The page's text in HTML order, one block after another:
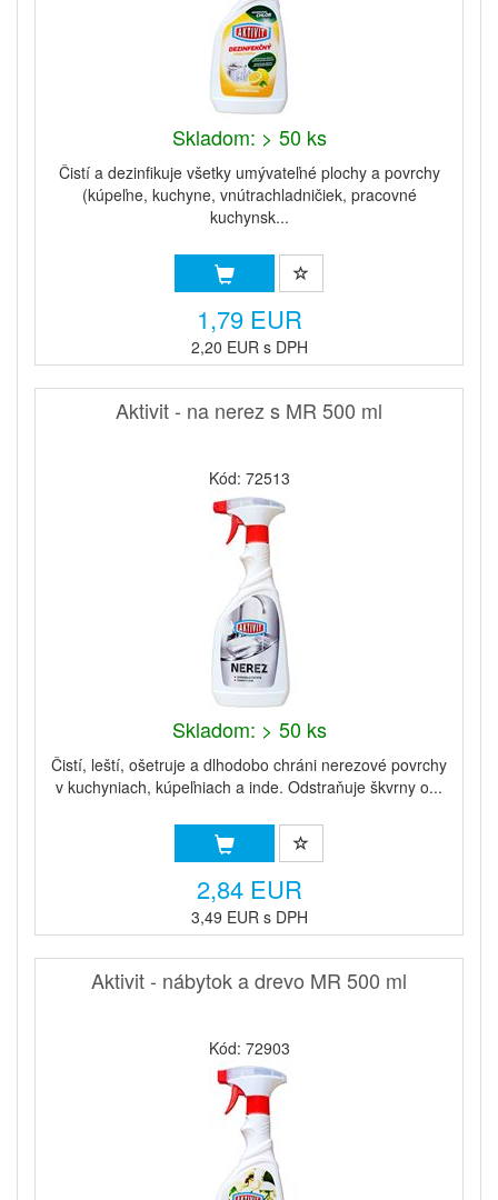
Skladom: > 50 ks
Čistí a dezinfikuje všetky umývateľné plochy a povrchy
(kúpeľne, kuchyne, vnútrachladničiek, pracovné
kuchynsk...
1,79 EUR
2,20 EUR s DPH
Aktivit - na nerez s MR 500 ml
Kód: 72513
Skladom: > 50 ks
Čistí, leští, ošetruje a dlhodobo chráni nerezové povrchy
v kuchyniach, kúpeľniach a inde. Odstraňuje škvrny o...
2,84 EUR
3,49 EUR s DPH
Aktivit - nábytok a drevo MR 500 ml
Kód: 72903